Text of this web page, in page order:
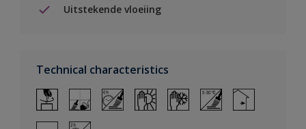
Uitstekende vloeiing
Technical characteristics